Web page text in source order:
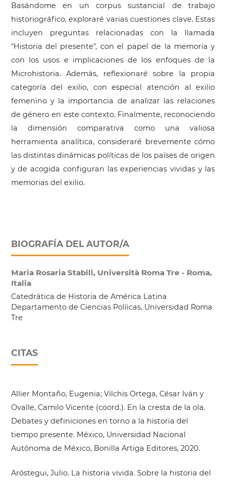
Basándome en un corpus sustancial de trabajo
historiográfico, exploraré varias cuestiones clave. Estas
incluyen preguntas relacionadas con la llamada
"Historia del presente", con el papel de la memoria y
con los usos e implicaciones de los enfoques de la
Microhistoria. Además, reflexionaré sobre la propia
categoría del exilio, con especial atención al exilio
femenino y la importancia de analizar las relaciones
de género en este contexto. Finalmente, reconociendo
la dimensión comparativa como una valiosa
herramienta analítica, consideraré brevemente cómo
las distintas dinámicas políticas de los países de origen
y de acogida configuran las experiencias vividas y las
memorias del exilio.
BIOGRAFÍA DEL AUTOR/A
Maria Rosaria Stabili, Università Roma Tre - Roma,
Italia
Catedrática de Historia de América Latina
Departamento de Ciencias Políicas, Universidad Roma
Tre
CITAS
Allier Montaño, Eugenia; Vilchis Ortega, César Iván y
Ovalle, Camilo Vicente (coord.). En la cresta de la ola.
Debates y definiciones en torno a la historia del
tiempo presente. México, Universidad Nacional
Autónoma de México, Bonilla Artiga Editores, 2020.
Aróstegui, Julio. La historia vivida. Sobre la historia del